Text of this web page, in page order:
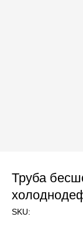
Труба
SKU: